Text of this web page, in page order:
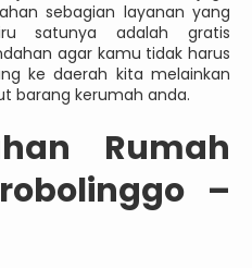
sebagian layanan yang
satunya adalah gratis
agar kamu tidak harus
ke daerah kita melainkan
barang kerumah anda.
Rumah
–